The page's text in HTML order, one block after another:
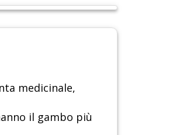
medicinale,
il gambo più